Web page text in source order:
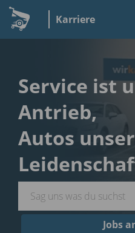
Karriere
Service ist
Antrieb,
Autos
Jobs